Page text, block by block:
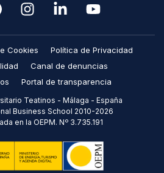
Cookies
Política de Privacidad
Canal de denuncias
Portal de transparencia
Teatinos - Málaga - España
Business School 2010-2026
en la OEPM. Nº 3.735.191